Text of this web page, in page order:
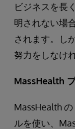
ビジネスを長
明されない場
されます。し
努力をしなけ
MassHealth
MassHealth の
ルを使い、